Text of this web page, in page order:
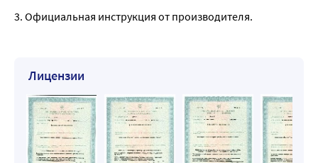
3. Официальная инструкция от производителя.
Лицензии